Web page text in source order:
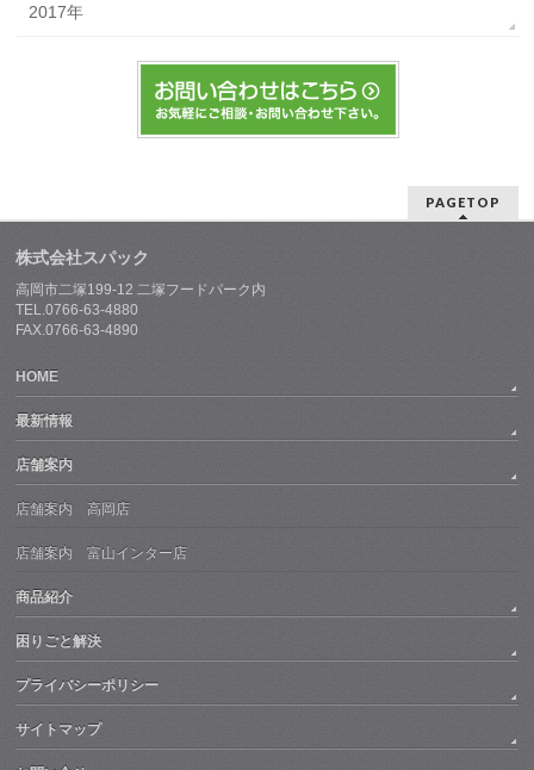
2017年
PAGETOP
株式会社スパック
高岡市二塚199-12 二塚フードパーク内
TEL.0766-63-4880
FAX.0766-63-4890
HOME
最新情報
店舗案内
店舗案内 高岡店
店舗案内 富山インター店
商品紹介
困りごと解決
プライバシーポリシー
サイトマップ